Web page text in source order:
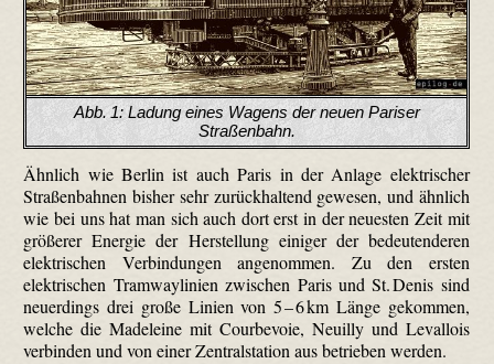
Abb. 1:Ladung eines Wagens der neuen Pariser
Straßenbahn.
Ähnlich wie Berlin ist auch Paris in der Anlage elektrischer
Straßenbahnen bisher sehr zurückhaltend gewesen, und ähnlich
wie bei uns hat man sich auch dort erst in der neuesten Zeit mit
größerer Energie der Herstellung einiger der bedeutenderen
elektrischen Verbindungen angenommen. Zu den ersten
elektrischen Tramwaylinien zwischen Paris und St. Denis sind
neuerdings drei große Linien von 5 – 6 km Länge gekommen,
welche die Madeleine mit Courbevoie, Neuilly und Levallois
verbinden und von einer Zentralstation aus betrieben werden.